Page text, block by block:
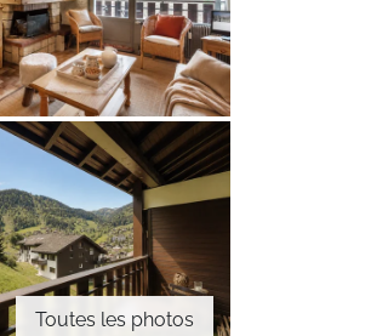
Toutes les photos